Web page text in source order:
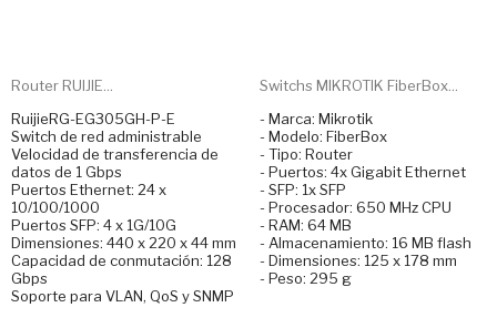
Router RUIJIE...
RuijieRG-EG305GH-P-E
Switch de red administrable
Velocidad de transferencia de
datos de 1 Gbps
Puertos Ethernet: 24 x
10/100/1000
Puertos SFP: 4 x 1G/10G
Dimensiones: 440 x 220 x 44 mm
Capacidad de conmutación: 128
Gbps
Soporte para VLAN, QoS y SNMP
Switchs MIKROTIK FiberBox...
- Marca: Mikrotik
- Modelo: FiberBox
- Tipo: Router
- Puertos: 4x Gigabit Ethernet
- SFP: 1x SFP
- Procesador: 650 MHz CPU
- RAM: 64 MB
- Almacenamiento: 16 MB flash
- Dimensiones: 125 x 178 mm
- Peso: 295 g